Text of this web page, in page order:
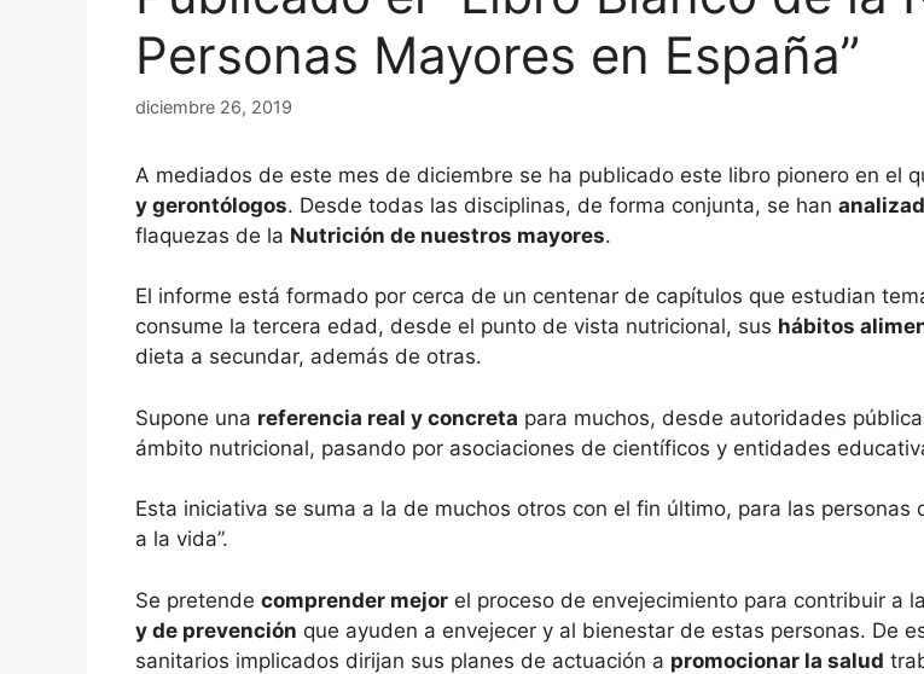
Personas Mayores en España”
diciembre 26, 2019
A mediados de este mes de diciembre se ha publicado este libro pionero en el
y gerontólogos. Desde todas las disciplinas, de forma conjunta, se han
flaquezas de la Nutrición de nuestros mayores.
El informe está formado por cerca de un centenar de capítulos que estudian
consume la tercera edad, desde el punto de vista nutricional, sus hábitos
dieta a secundar, además de otras.
Supone una referencia real y concreta para muchos, desde autoridades
ámbito nutricional, pasando por asociaciones de científicos y entidades
Esta iniciativa se suma a la de muchos otros con el fin último, para las
a la vida”.
Se pretende comprender mejor el proceso de envejecimiento para contribuir a
y de prevención que ayuden a envejecer y al bienestar de estas personas. De
sanitarios implicados dirijan sus planes de actuación a promocionar la salud